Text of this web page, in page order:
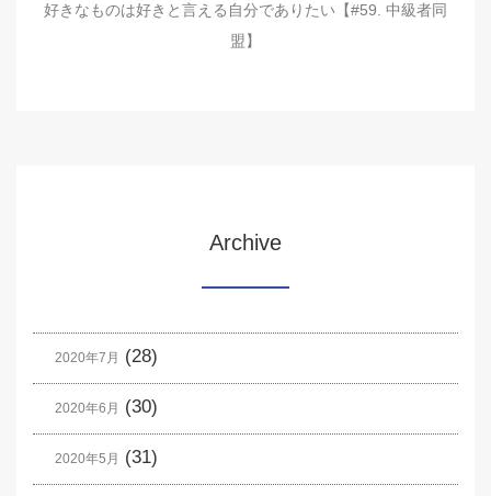
好きなものは好きと言える自分でありたい【#59. 中級者同
盟】
Archive
2020年7月 (28)
2020年6月 (30)
2020年5月 (31)